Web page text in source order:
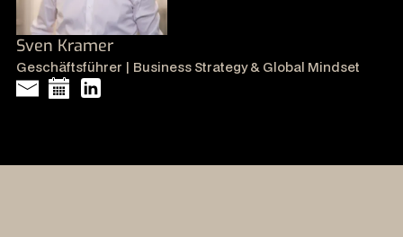
Sven Kramer
Geschäftsführer | Business Strategy & Global Mindset